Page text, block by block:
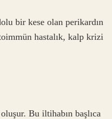
bir kese olan perikardın
hastalık, kalp krizi
Bu iltihabın başlıca